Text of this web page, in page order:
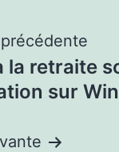
la retraite
sur